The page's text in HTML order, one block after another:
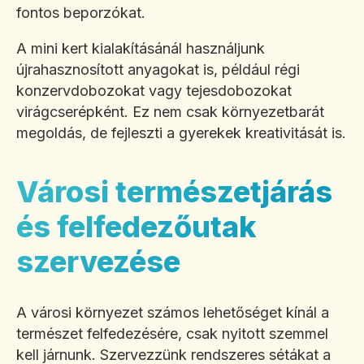
fontos beporzókat.
A mini kert kialakításánál használjunk
újrahasznosított anyagokat is, például régi
konzervdobozokat vagy tejesdobozokat
virágcserépként. Ez nem csak környezetbarát
megoldás, de fejleszti a gyerekek kreativitását is.
Városi természetjárás
és felfedezőutak
szervezése
A városi környezet számos lehetőséget kínál a
természet felfedezésére, csak nyitott szemmel
kell járnunk. Szervezzünk rendszeres sétákat a